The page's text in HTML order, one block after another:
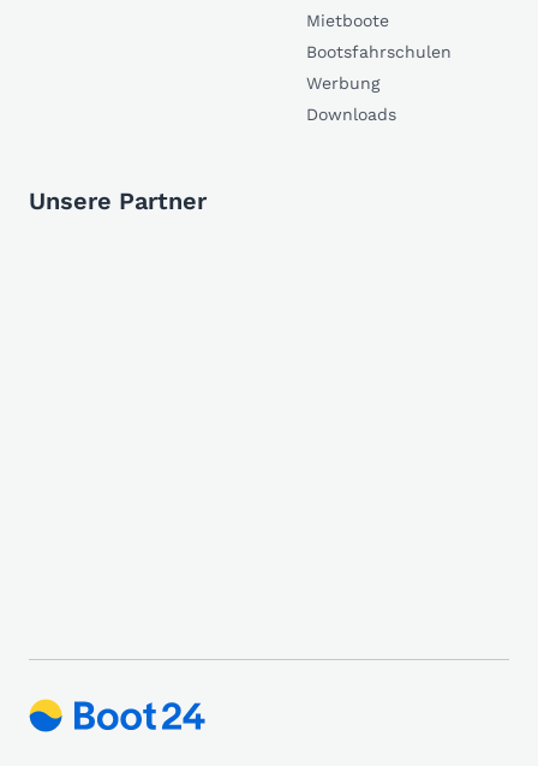
Mietboote
Bootsfahrschulen
Werbung
Downloads
Unsere Partner